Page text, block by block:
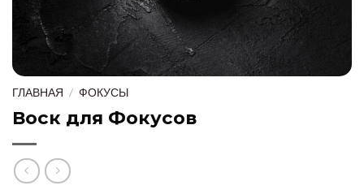
ГЛАВНАЯ / ФОКУСЫ
Воск для Фокусов